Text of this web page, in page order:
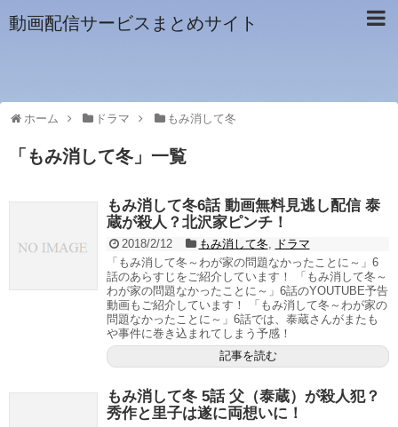
動画配信サービスまとめサイト
ホーム ドラマ もみ消して冬
「 もみ消して冬 」 一覧
もみ消して冬6話 動画無料見逃し配信 泰
蔵が殺人？北沢家ピンチ！
2018/2/12 もみ消して冬, ドラマ
「もみ消して冬～わが家の問題なかったことに～」6
話のあらすじをご紹介しています！ 「もみ消して冬～
わが家の問題なかったことに～」6話のYOUTUBE予告
動画もご紹介しています！ 「もみ消して冬～わが家の
問題なかったことに～」6話では、泰蔵さんがまたも
や事件に巻き込まれてしまう予感！
記事を読む
もみ消して冬 5話 父（泰蔵）が殺人犯？
秀作と里子は遂に両想いに！